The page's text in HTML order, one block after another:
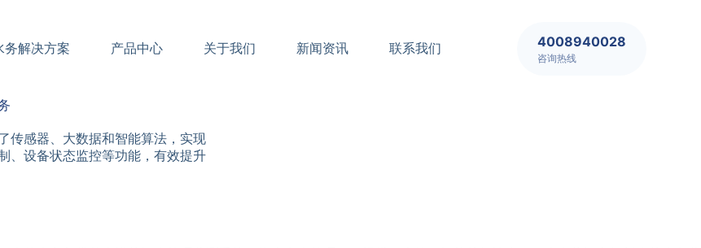
务解决方案 产品中心 关于我们 新闻资讯 联系我们 4008940028
咨询热线
传感器、大数据和智能算法，实现
、设备状态监控等功能，有效提升